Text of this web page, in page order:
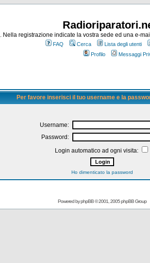
. Nella registrazione indicate la vostra sede ed una e-
FAQ Cerca Lista degli utenti
Profilo
Messaggi
Per favore inserisci il tuo username e la
Username:
Password:
Login automatico ad ogni visita:
Ho dimenticato la password
Powered byphpBB© 2001, 2005 phpBB Group